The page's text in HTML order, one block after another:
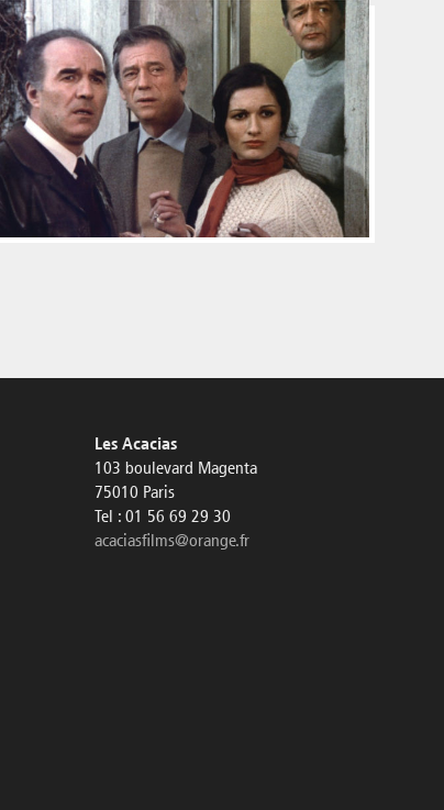
Les Acacias
103 boulevard Magenta
75010 Paris
Tel : 01 56 69 29 30
acaciasfilms@orange.fr